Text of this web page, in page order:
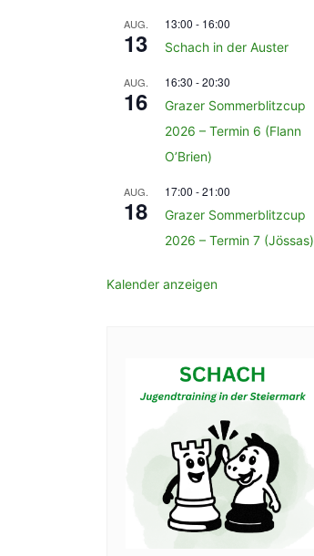
AUG.
13
13:00 - 16:00
Schach in der Auster
AUG.
16
16:30 -20:30
Grazer Sommerblitzcup
2026 – Termin 6 (Flann
O’Brien)
AUG.
18
17:00 -21:00
Grazer Sommerblitzcup
2026 – Termin 7 (Jössas)
Kalender anzeigen